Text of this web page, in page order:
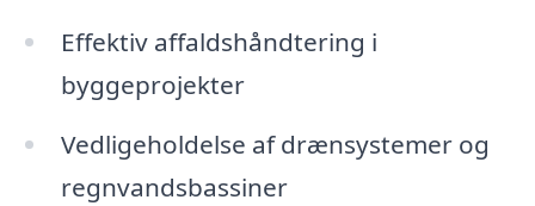
Effektiv affaldshåndtering i
byggeprojekter
Vedligeholdelse af drænsystemer og
regnvandsbassiner